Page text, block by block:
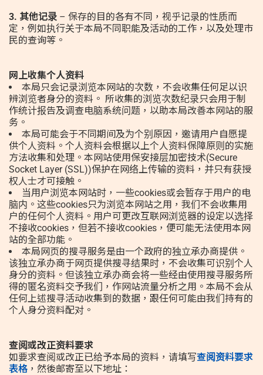
3. 其他记录 – 保存的目的各有不同，视乎记录的性质而
定，例如执行关于本局不同职能及活动的工作，以及处理巿
民的查询等。
网上收集个人资料
本局只会记录浏览本网站的次数，不会收集任何足以识
辨浏览者身分的资料。 所收集的浏览次数纪录只会用于制
作统计报告及调查电脑系统问题，以助本局改善本网站的服
务。
本局可能会于不同期间及为个别原因，邀请用户自愿提
供个人资料。个人资料会根据以上个人资料保障原则的实施
方法收集和处理。本网站使用保安接层加密技术(Secure
Socket Layer (SSL))保护在网络上传输的资料，并只有获授
权人士才可接触。
当用户浏览本网站时，一些cookies或会暂存于用户的电
脑内。这些cookies只为浏览本网站之用，我们不会收集用
户的任何个人资料。用户可更改互联网浏览器的设定以选择
不接收cookies，但若不接收cookies，便可能无法使用本网
站的全部功能。
本局网页的搜寻服务是由一个政府的独立承办商提供。
该独立承办商于网页提供搜寻结果时，不会收集可识别个人
身分的资料。但该独立承办商会将一些经由使用搜寻服务所
得的匿名资料交予我们，作网站流量分析之用。本局不会从
任何上述搜寻活动收集到的数据，跟任何可能由我们持有的
个人身分资料配对。
查阅或改正资料要求
如要求查阅或改正已给予本局的资料，请填写查阅资料要求
表格 ，然後邮寄至以下地址：